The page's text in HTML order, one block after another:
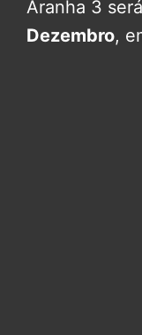
Aranha 3
Dezembro,